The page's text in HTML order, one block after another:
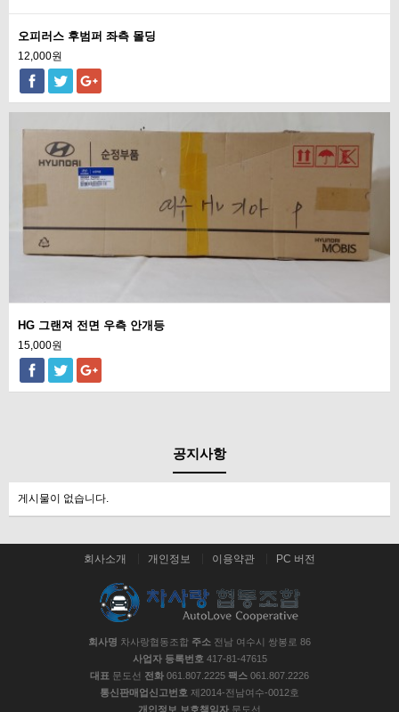
오피러스 후범퍼 좌측 몰딩
12,000원
HG 그랜져 전면 우측 안개등
15,000원
공지사항
게시물이 없습니다.
회사소개 개인정보 이용약관 PC 버전
회사명 차사랑협동조합 주소 전남 여수시 쌍봉로 86
사업자 등록번호 417-81-47615
대표 문도선 전화 061.807.2225 팩스 061.807.2226
통신판매업신고번호 제2014-전남여수-0012호
개인정보 보호책임자 문도선